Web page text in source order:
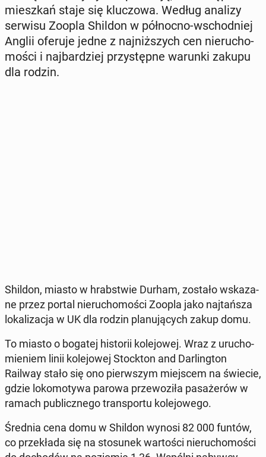
miesz­kań staje się klu­czo­wa. Według analizy
serwisu Zoopla Shildon w pół­noc­no-wschod­niej
Anglii oferuje jedne z naj­niż­szych cen nie­ru­cho­
mo­ści i naj­bar­dziej przy­stęp­ne warunki zakupu
dla rodzin.
Shildon, miasto w hrab­stwie Durham, zostało wska­za­
ne przez portal nie­ru­cho­mo­ści Zoopla jako naj­tań­sza
lo­ka­li­za­cja w UK dla rodzin pla­nu­ją­cych zakup domu.
To miasto o bogatej hi­sto­rii ko­le­jo­wej. Wraz z uru­cho­
mie­niem linii ko­le­jo­wej Stock­ton and Dar­ling­ton
Railway stało się ono pierw­szym miej­scem na świecie,
gdzie lo­ko­mo­ty­wa parowa prze­wo­zi­ła pa­sa­że­rów w
ramach pu­blicz­ne­go trans­por­tu ko­le­jo­we­go.
Średnia cena domu w Shildon wynosi 82 000 funtów,
co prze­kła­da się na sto­su­nek war­to­ści nie­ru­cho­mo­ści